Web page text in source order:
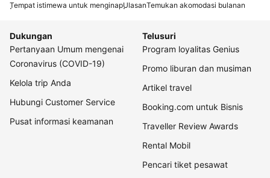
Tempat istimewa untuk menginapUlasanTemukan akomodasi bulanan
Dukungan
Pertanyaan Umum mengenai
Coronavirus (COVID-19)
Kelola trip Anda
Hubungi Customer Service
Pusat informasi keamanan
Telusuri
Program loyalitas Genius
Promo liburan dan musiman
Artikel travel
Booking.com untuk Bisnis
Traveller Review Awards
Rental Mobil
Pencari tiket pesawat